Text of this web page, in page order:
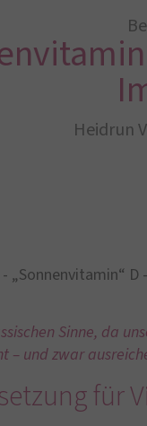
Heidrun
- „Sonnenvitamin“
Sinne, da
– und zwar
für